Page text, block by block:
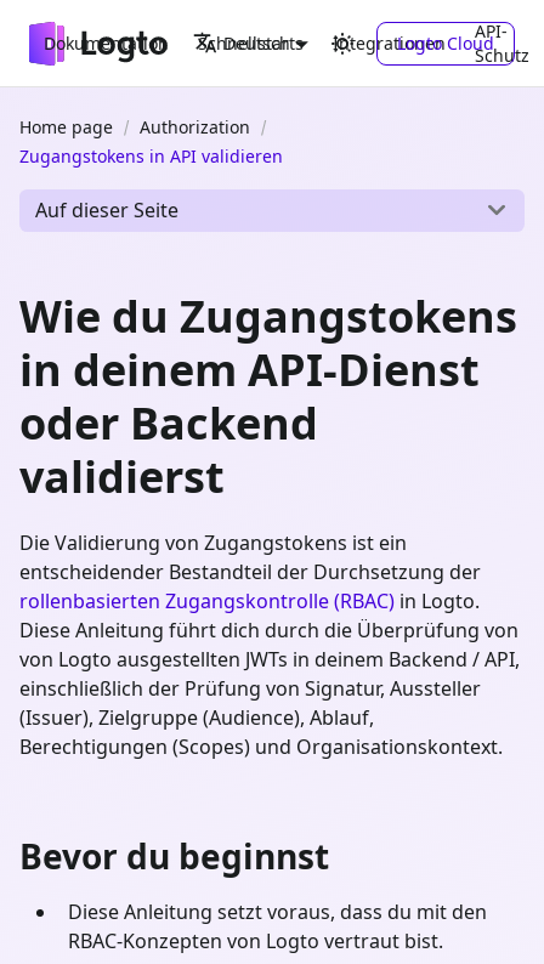
Dokumentation Schnellstarts Integrationen
API-
Schutz
Deutsch Logto Cloud
Home page
Authorization
Zugangstokens in API validieren
Auf dieser Seite
Wie du Zugangstokens
in deinem API-Dienst
oder Backend
validierst
Die Validierung von Zugangstokens ist ein
entscheidender Bestandteil der Durchsetzung der
rollenbasierten Zugangskontrolle (RBAC) in Logto.
Diese Anleitung führt dich durch die Überprüfung von
von Logto ausgestellten JWTs in deinem Backend / API,
einschließlich der Prüfung von Signatur, Aussteller
(Issuer), Zielgruppe (Audience), Ablauf,
Berechtigungen (Scopes) und Organisationskontext.
Bevor du beginnst
Diese Anleitung setzt voraus, dass du mit den
RBAC-Konzepten von Logto vertraut bist.